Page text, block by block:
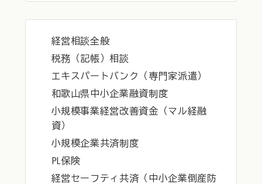
経営相談全般
税務（記帳）相談
エキスパートバンク（専門家派遣）
和歌山県中小企業融資制度
小規模事業経営改善資金（マル経融
資）
小規模企業共済制度
PL保険
経営セーフティ共済（中小企業倒産防